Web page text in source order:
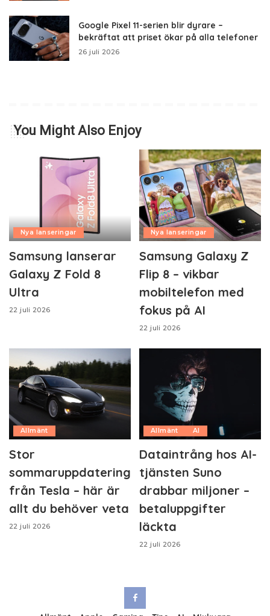
Google Pixel 11-serien blir dyrare –
bekräftat att priset ökar på alla telefoner
26 juli 2026
You Might Also Enjoy
Nya lanseringar
Samsung lanserar
Galaxy Z Fold 8
Ultra
22 juli 2026
Nya lanseringar
Samsung Galaxy Z
Flip 8 – vikbar
mobiltelefon med
fokus på AI
22 juli 2026
Allmänt
Stor
sommaruppdatering
från Tesla – här är
allt du behöver veta
22 juli 2026
Allmänt AI
Dataintrång hos AI-
tjänsten Suno
drabbar miljoner –
betaluppgifter
läckta
22 juli 2026